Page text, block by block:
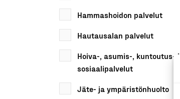
Hammashoidon palvelut
Hautausalan palvelut
Hoiva-, asumis-, kuntoutus- ja
sosiaalipalvelut
Jäte- ja ympäristönhuolto